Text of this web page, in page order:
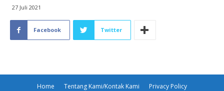
27 Juli 2021
Facebook Twitter
Home Tentang Kami/Kontak Kami Privacy Policy